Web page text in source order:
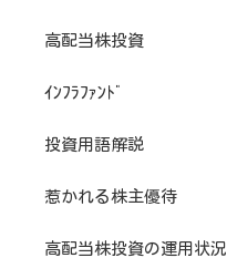
高配当株投資
ｲﾝﾌﾗﾌｧﾝﾄﾞ
投資用語解説
惹かれる株主優待
高配当株投資の運用状況